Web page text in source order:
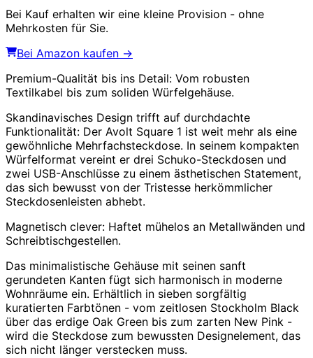
Bei Kauf erhalten wir eine kleine Provision - ohne
Mehrkosten für Sie.
Bei Amazon kaufen →
Premium-Qualität bis ins Detail: Vom robusten
Textilkabel bis zum soliden Würfelgehäuse.
Skandinavisches Design trifft auf durchdachte
Funktionalität: Der Avolt Square 1 ist weit mehr als eine
gewöhnliche Mehrfachsteckdose. In seinem kompakten
Würfelformat vereint er drei Schuko-Steckdosen und
zwei USB-Anschlüsse zu einem ästhetischen Statement,
das sich bewusst von der Tristesse herkömmlicher
Steckdosenleisten abhebt.
Magnetisch clever: Haftet mühelos an Metallwänden und
Schreibtischgestellen.
Das minimalistische Gehäuse mit seinen sanft
gerundeten Kanten fügt sich harmonisch in moderne
Wohnräume ein. Erhältlich in sieben sorgfältig
kuratierten Farbtönen - vom zeitlosen Stockholm Black
über das erdige Oak Green bis zum zarten New Pink -
wird die Steckdose zum bewussten Designelement, das
sich nicht länger verstecken muss.